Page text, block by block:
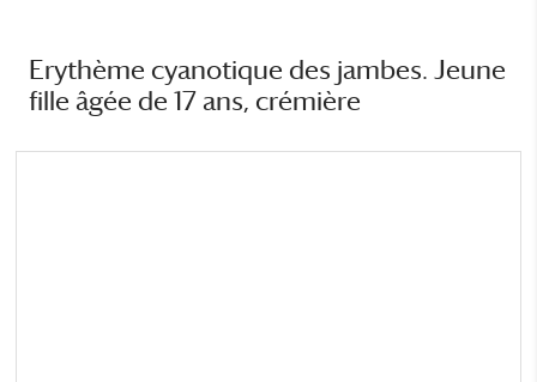
Erythème cyanotique des jambes. Jeune
fille âgée de 17 ans, crémière